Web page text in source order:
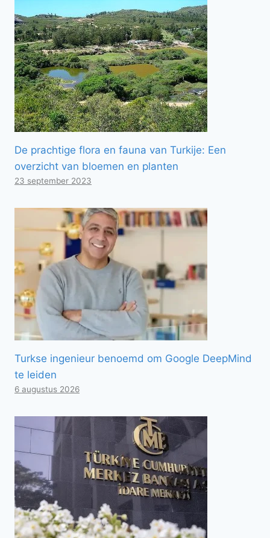
De prachtige flora en fauna van Turkije: Een
overzicht van bloemen en planten
23 september 2023
Turkse ingenieur benoemd om Google DeepMind
te leiden
6 augustus 2026